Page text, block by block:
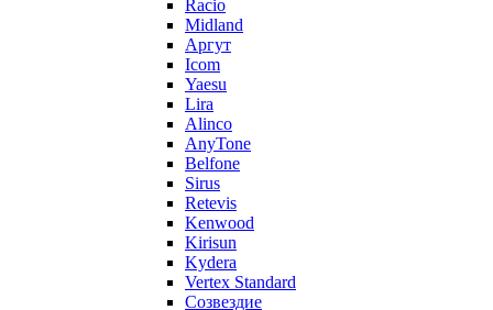
Racio
Midland
Аргут
Icom
Yaesu
Lira
Alinco
AnyTone
Belfone
Sirus
Retevis
Kenwood
Kirisun
Kydera
Vertex Standard
Созвездие